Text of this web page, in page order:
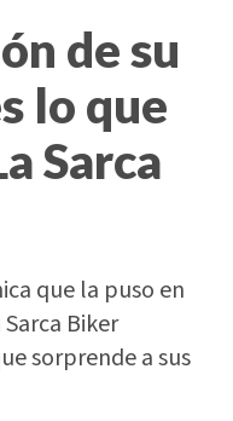
de su
lo que
Sarca
que la puso en
Biker
sorprende a sus